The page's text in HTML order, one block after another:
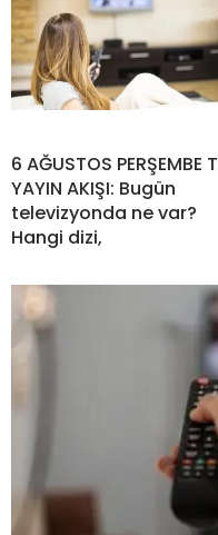
6 AĞUSTOS PERŞEMBE
YAYIN AKIŞI: Bugün
televizyonda ne var?
Hangi dizi,